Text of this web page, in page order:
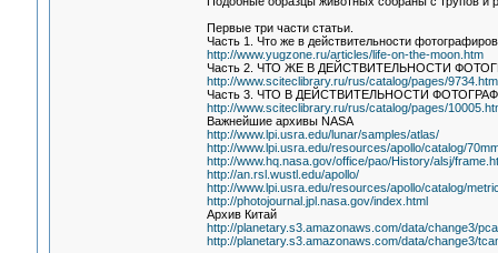
Первые три части статьи.
Часть 1. Что же в действительности
http://www.yugzone.ru/articles/life-on-the-moon.htm
Часть 2. ЧТО ЖЕ В ДЕЙСТВИТЕЛЬНОСТИ
http://www.sciteclibrary.ru/rus/catalog/pages/
Часть 3. ЧТО В ДЕЙСТВИТЕЛЬНОСТИ
http://www.sciteclibrary.ru/rus/catalog/pages/
Важнейшие архивы NASA
http://www.lpi.usra.edu/lunar/samples/atlas/
http://www.lpi.usra.edu/resources/apollo/catalog/
http://www.hq.nasa.gov/office/pao/History/alsj/
http://an.rsl.wustl.edu/apollo/
http://www.lpi.usra.edu/resources/apollo/catalog/
http://photojournal.jpl.nasa.gov/index.html
Архив Китай
http://planetary.s3.amazonaws.com/data/change3/
http://planetary.s3.amazonaws.com/data/change3/